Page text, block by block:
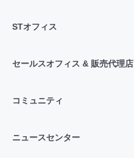
STオフィス
セールスオフィス & 販売代理店
コミュニティ
ニュースセンター